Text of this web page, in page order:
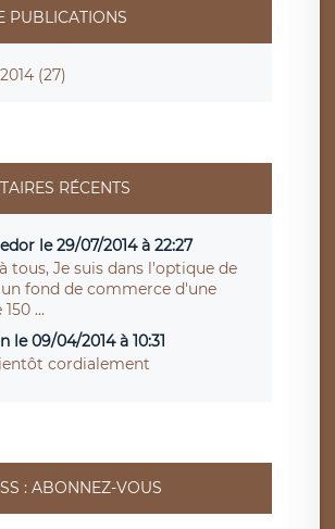
PUBLICATIONS
(27)
RÉCENTS
le 29/07/2014 à 22:27
tous, Je suis dans l'optique de
fond de commerce d'une
...
le 09/04/2014 à 10:31
cordialement
: ABONNEZ-VOUS